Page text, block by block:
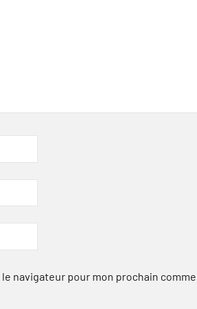
navigateur pour mon prochain